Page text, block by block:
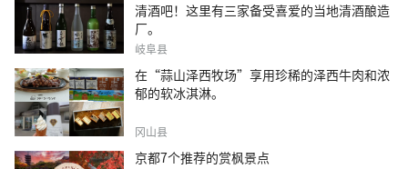
清酒吧！这里有三家备受喜爱的当地清酒酿造
厂。
岐阜县
在“蒜山泽西牧场”享用珍稀的泽西牛肉和浓
郁的软冰淇淋。
冈山县
京都7个推荐的赏枫景点